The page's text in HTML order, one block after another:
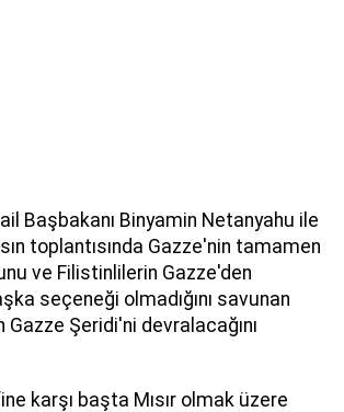
Başbakanı Binyamin Netanyahu ile
toplantısında Gazze'nin tamamen
ve Filistinlilerin Gazze'den
seçeneği olmadığını savunan
Gazze Şeridi'ni devralacağını
karşı başta Mısır olmak üzere